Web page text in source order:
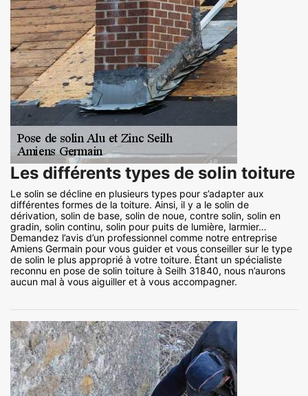
Les différents types de solin toiture
Le solin se décline en plusieurs types pour s’adapter aux
différentes formes de la toiture. Ainsi, il y a le solin de
dérivation, solin de base, solin de noue, contre solin, solin en
gradin, solin continu, solin pour puits de lumière, larmier…
Demandez l’avis d’un professionnel comme notre entreprise
Amiens Germain pour vous guider et vous conseiller sur le type
de solin le plus approprié à votre toiture. Étant un spécialiste
reconnu en pose de solin toiture à Seilh 31840, nous n’aurons
aucun mal à vous aiguiller et à vous accompagner.